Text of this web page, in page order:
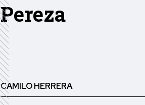
Pereza
CAMILO HERRERA